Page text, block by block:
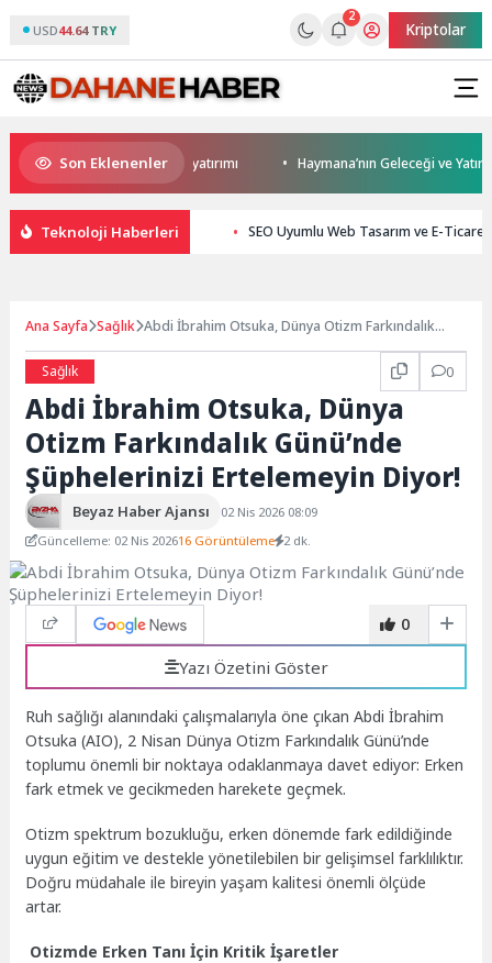
USD44.64 TRY
2
Kriptolar
Son Eklenenler
Darıca’ya modern ulaşım yatırımı Haymana’nın Geleceği ve Yatırım
Teknoloji Haberleri SEO Uyumlu Web Tasarım ve E-
Ana Sayfa Sağlık Abdi İbrahim Otsuka, Dünya Otizm Farkındalık
Sağlık
0
Abdi İbrahim Otsuka, Dünya
Otizm Farkındalık Günü’nde
Şüphelerinizi Ertelemeyin Diyor!
Beyaz Haber Ajansı
02 Nis 2026 08:09
Güncelleme: 02 Nis 202616 Görüntüleme 2 dk.
0
Yazı Özetini Göster
Ruh sağlığı alanındaki çalışmalarıyla öne çıkan Abdi İbrahim
Otsuka (AIO), 2 Nisan Dünya Otizm Farkındalık Günü’nde
toplumu önemli bir noktaya odaklanmaya davet ediyor: Erken
fark etmek ve gecikmeden harekete geçmek.
Otizm spektrum bozukluğu, erken dönemde fark edildiğinde
uygun eğitim ve destekle yönetilebilen bir gelişimsel farklılıktır.
Doğru müdahale ile bireyin yaşam kalitesi önemli ölçüde
artar.
Otizmde Erken Tanı İçin Kritik İşaretler